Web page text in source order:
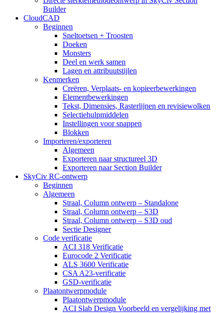
Builder
CloudCAD
Beginnen
Sneltoetsen + Troosten
Doeken
Monsters
Deel en werk samen
Lagen en attribuutstijlen
Kenmerken
Creëren, Verplaats- en kopieerbewerkingen
Elementbewerkingen
Tekst, Dimensies, Rasterlijnen en revisiewolken
Selectiehulpmiddelen
Instellingen voor snappen
Blokken
Importeren/exporteren
Algemeen
Exporteren naar structureel 3D
Exporteren naar Section Builder
SkyCiv RC-ontwerp
Beginnen
Algemeen
Straal, Column ontwerp – Standalone
Straal, Column ontwerp – S3D
Straal, Column ontwerp – S3D oud
Sectie Designer
Code verificatie
ACI 318 Verificatie
Eurocode 2 Verificatie
ALS 3600 Verificatie
CSA A23-verificatie
GSD-verificatie
Plaatontwerpmodule
Plaatontwerpmodule
ACI Slab Design Voorbeeld en vergelijking met